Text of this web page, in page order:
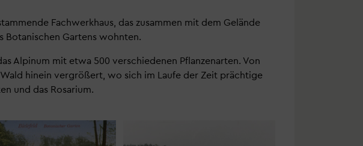
Fachwerkhaus, das zusammen mit dem Gelände
Gartens wohnten.
Alpinum mit etwa 500 verschiedenen Pflanzenarten. Von
hinein vergrößert, wo sich im Laufe der Zeit prächtige
und das Rosarium.